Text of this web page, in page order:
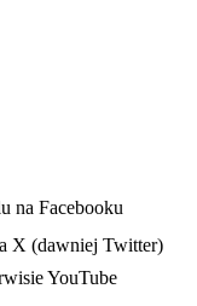
na Facebooku
X (dawniej Twitter)
YouTube